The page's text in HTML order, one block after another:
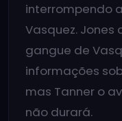
interrompendo
Vasquez. Jones
gangue de
informações
mas Tanner o
não durará.